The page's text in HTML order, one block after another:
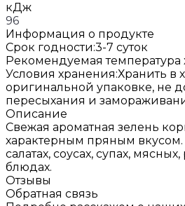
кДж
96
Информация о продукте
Срок годности:3-7 суток
Рекомендуемая температура
Условия хранения:Хранить в
оригинальной упаковке, не
пересыхания и
Описание
Свежая ароматная зелень
характерным пряным вкусом.
салатах, соусах, супах,
блюдах.
Отзывы
Обратная связь